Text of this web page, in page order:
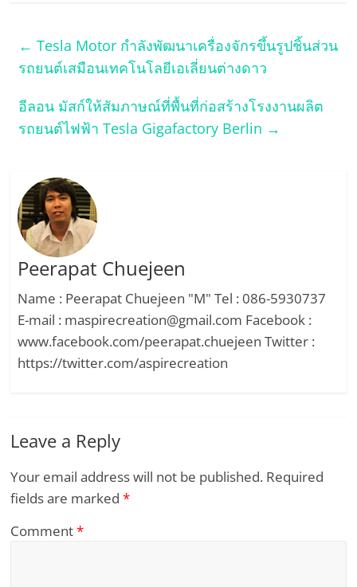
← Tesla Motor กำลังพัฒนาเครื่องจักรขึ้นรูปชิ้นส่วน
รถยนต์เสมือนเทคโนโลยีเอเลี่ยนต่างดาว
อีลอน มัสก์ให้สัมภาษณ์ที่พื้นที่ก่อสร้างโรงงานผลิต
รถยนต์ไฟฟ้า Tesla Gigafactory Berlin →
Peerapat Chuejeen
Name : Peerapat Chuejeen "M" Tel : 086-5930737
E-mail : maspirecreation@gmail.com Facebook :
www.facebook.com/peerapat.chuejeen Twitter :
https://twitter.com/aspirecreation
Leave a Reply
Your email address will not be published. Required
fields are marked*
Comment*